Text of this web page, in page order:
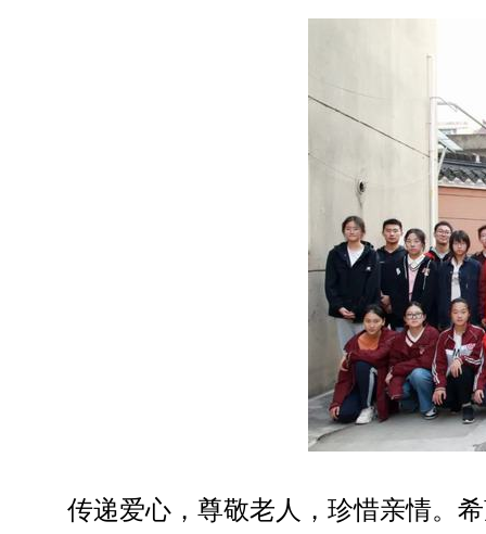
传递爱心，尊敬老人，珍惜亲情。